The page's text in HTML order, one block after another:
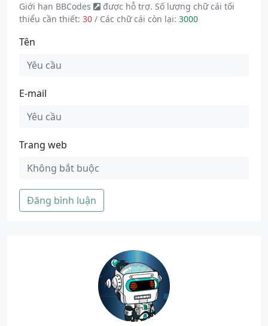
Giới hạn BBCodes
được hỗ trợ. Số lượng chữ cái tối
thiểu cần thiết: 30 / Các chữ cái còn lại: 3000
Tên
E-mail
Trang web
Đăng bình luận